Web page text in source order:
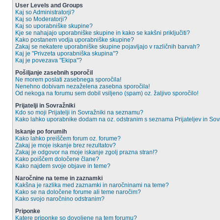
User Levels and Groups
Kaj so Administratorji?
Kaj so Moderatorji?
Kaj so uporabniške skupine?
Kje se nahajajo uporabniške skupine in kako se kakšni priključiti?
Kako postanem vodja uporabniške skupine?
Zakaj se nekatere uporabniške skupine pojavljajo v različnih barvah?
Kaj je "Privzeta uporabniška skupina"?
Kaj je povezava "Ekipa"?
Pošiljanje zasebnih sporočil
Ne morem poslati zasebnega sporočila!
Nenehno dobivam nezaželena zasebna sporočila!
Od nekoga na forumu sem dobil vsiljeno (spam) oz. žaljivo sporočilo!
Prijatelji in Sovražniki
Kdo so moji Prijatelji in Sovražniki na seznamu?
Kako lahko uporabnike dodam na oz. odstranim s seznama Prijateljev in
Iskanje po forumih
Kako lahko preiščem forum oz. forume?
Zakaj je moje iskanje brez rezultatov?
Zakaj je odgovor na moje iskanje zgolj prazna stran!?
Kako poiščem določene člane?
Kako najdem svoje objave in teme?
Naročnine na teme in zaznamki
Kakšna je razlika med zaznamki in naročninami na teme?
Kako se na določene forume ali teme naročim?
Kako svojo naročnino odstranim?
Priponke
Katere priponke so dovoljene na tem forumu?